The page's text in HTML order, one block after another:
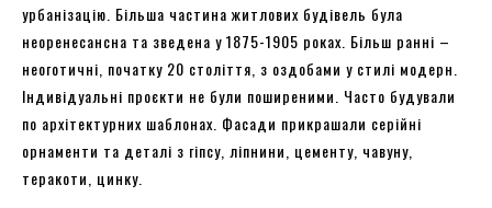
урбанізацію. Більша частина житлових будівель була
неоренесансна та зведена у 1875-1905 роках. Більш ранні –
неоготичні, початку 20 століття, з оздобами у стилі модерн.
Індивідуальні проєкти не були поширеними. Часто будували
по архітектурних шаблонах. Фасади прикрашали серійні
орнаменти та деталі з гіпсу, ліпнини, цементу, чавуну,
теракоти, цинку.